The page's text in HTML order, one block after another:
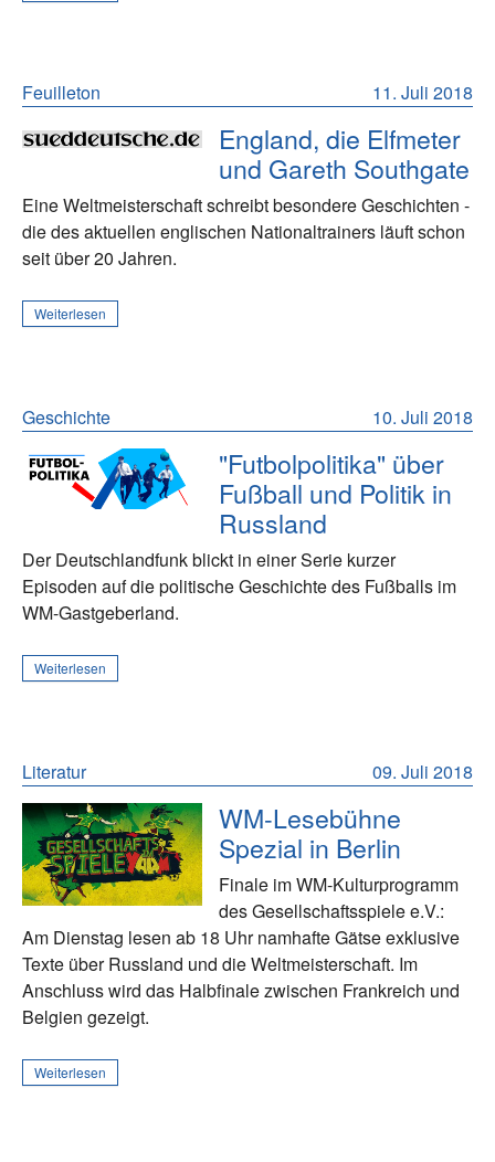
11. Juli 2018
Feuilleton
England, die Elfmeter
und Gareth Southgate
Eine Weltmeisterschaft schreibt besondere Geschichten -
die des aktuellen englischen Nationaltrainers läuft schon
seit über 20 Jahren.
Weiterlesen
10. Juli 2018
Geschichte
"Futbolpolitika" über
Fußball und Politik in
Russland
Der Deutschlandfunk blickt in einer Serie kurzer
Episoden auf die politische Geschichte des Fußballs im
WM-Gastgeberland.
Weiterlesen
09. Juli 2018
Literatur
WM-Lesebühne
Spezial in Berlin
Finale im WM-Kulturprogramm
des Gesellschaftsspiele e.V.:
Am Dienstag lesen ab 18 Uhr namhafte Gätse exklusive
Texte über Russland und die Weltmeisterschaft. Im
Anschluss wird das Halbfinale zwischen Frankreich und
Belgien gezeigt.
Weiterlesen